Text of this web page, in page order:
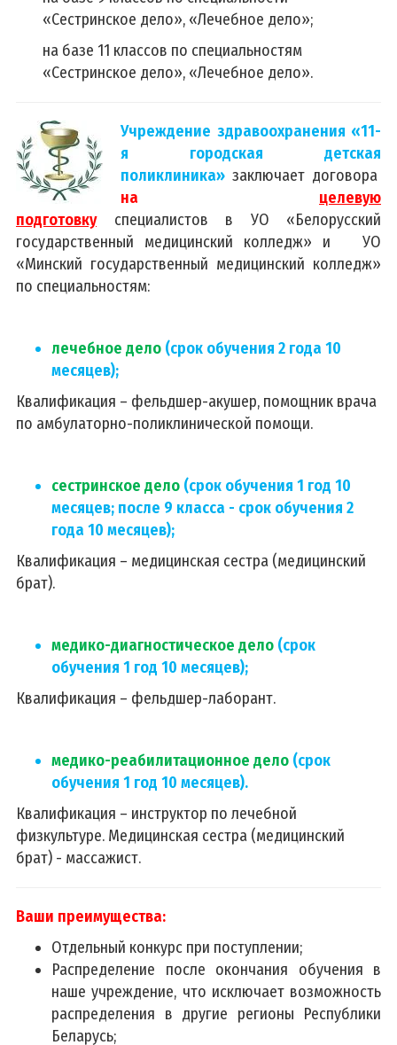
«Сестринское дело», «Лечебное дело»;
на базе 11 классов по специальностям
«Сестринское дело», «Лечебное дело».
Учреждение здравоохранения «11-
я городская детская
поликлиника» заключает договора
на целевую
подготовку
специалистов в УО «Белорусский
государственный медицинский колледж» и УО
«Минский государственный медицинский колледж»
по специальностям:
лечебное дело (срок обучения 2 года 10
месяцев);
Квалификация – фельдшер-акушер, помощник врача
по амбулаторно-поликлинической помощи.
сестринское дело (срок обучения 1 год 10
месяцев; после 9 класса - срок обучения 2
года 10 месяцев);
Квалификация – медицинская сестра (медицинский
брат).
медико-диагностическое дело (срок
обучения 1 год 10 месяцев);
Квалификация – фельдшер-лаборант.
медико-реабилитационное дело (срок
обучения 1 год 10 месяцев).
Квалификация – инструктор по лечебной
физкультуре. Медицинская сестра (медицинский
брат) - массажист.
Ваши преимущества:
Отдельный конкурс при поступлении;
Распределение после окончания обучения в
наше учреждение, что исключает возможность
распределения в другие регионы Республики
Беларусь;